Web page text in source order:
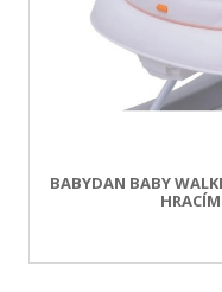
BABYDAN BABY